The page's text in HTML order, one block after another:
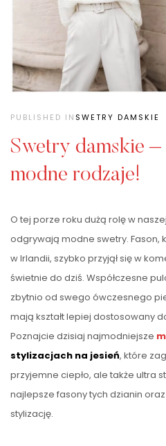
PUBLISHED IN SWETRY DAMSKIE
Swetry damskie –
modne rodzaje!
O tej porze roku dużą rolę w
odgrywają modne swetry. Fason,
w Irlandii, szybko przyjął się w
świetnie do dziś. Współczesne
zbytnio od swego ówczesnego
mają kształt lepiej dostosowany
Poznajcie dzisiaj najmodniejsze
stylizacjach na jesień, które
przyjemne ciepło, ale także ultra
najlepsze fasony tych dzianin
stylizację.